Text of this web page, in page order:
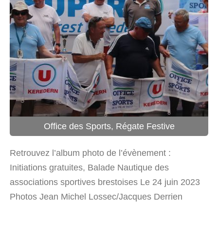
Office des Sports, Régate Festive
Retrouvez l’album photo de l’évènement :
Initiations gratuites, Balade Nautique des
associations sportives brestoises Le 24 juin 2023
Photos Jean Michel Lossec/Jacques Derrien